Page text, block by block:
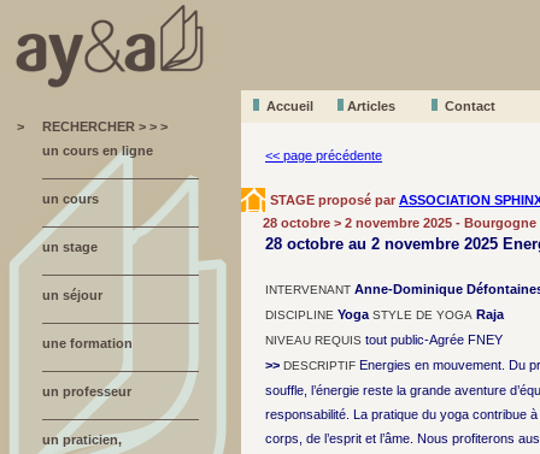
Accueil Articles
Contact
>
RECHERCHER > > >
un cours en ligne
un cours
un stage
un séjour
une formation
un professeur
un praticien,
<< page précédente
STAGE proposé par ASSOCIATION
28 octobre > 2 novembre 2025 - Bourgogne
28 octobre au 2 novembre 2025
INTERVENANT Anne-Dominique
DISCIPLINE Yoga STYLE DE YOGA Raja
NIVEAU REQUIS tout public-Agrée FNEY
>> DESCRIPTIF Energies en mouvement. Du
souffle, l’énergie reste la grande aventure
responsabilité. La pratique du yoga contribue
corps, de l’esprit et l’âme. Nous profiterons